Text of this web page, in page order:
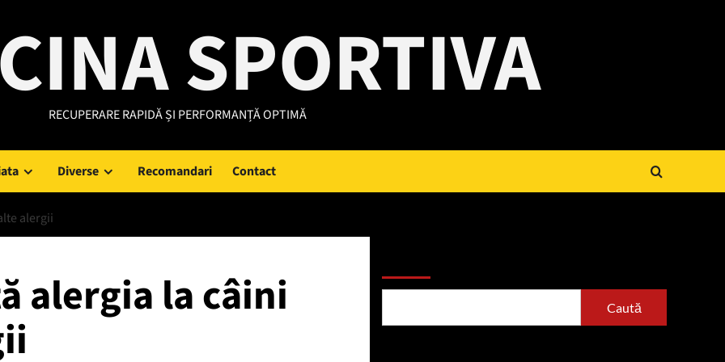
SPORTIVA
RECUPERARE RAPIDĂ ȘI PERFORMANȚĂ OPTIMĂ
Diverse Recomandari Contact
alergii
alergia la câini Caută